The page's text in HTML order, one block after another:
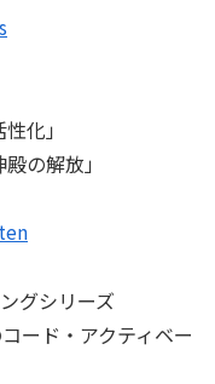
化」
の解放」
グシリーズ
ード・アクティベー